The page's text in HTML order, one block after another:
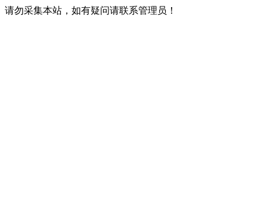
请勿采集本站，如有疑问请联系管理员！